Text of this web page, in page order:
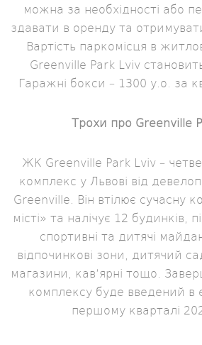
можна за необхідності або
здавати в оренду та
Вартість паркомісця в
Greenville Park Lviv
Гаражні бокси – 1300 у.о. за
Трохи про Greenville
ЖК Greenville Park Lviv –
комплекс у Львові від
Greenville. Він втілює сучасну
місті» та налічує 12 будинків,
спортивні та дитячі
відпочинкові зони, дитячий
магазини, кав’ярні тощо.
комплексу буде введений в
першому кварталі